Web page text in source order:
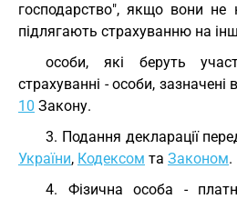
господарство", якщо вони не
підлягають страхуванню на
особи, які беруть
страхуванні - особи, зазначені
10 Закону.
3. Подання декларації
України, Кодексом та Законом.
4. Фізична особа -